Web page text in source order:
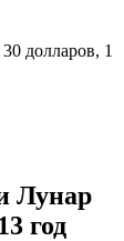
долларов, 1
Лунар
год